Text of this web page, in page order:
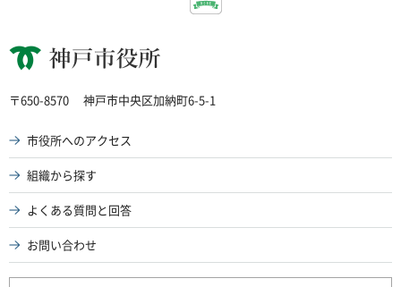
神戸市役所
〒650-8570 神戸市中央区加納町6-5-1
市役所へのアクセス
組織から探す
よくある質問と回答
お問い合わせ